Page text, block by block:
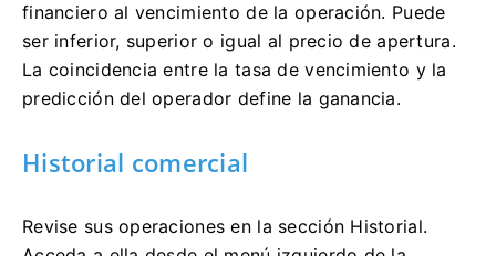
financiero al vencimiento de la operación. Puede
ser inferior, superior o igual al precio de apertura.
La coincidencia entre la tasa de vencimiento y la
predicción del operador define la ganancia.
Historial comercial
Revise sus operaciones en la sección Historial.